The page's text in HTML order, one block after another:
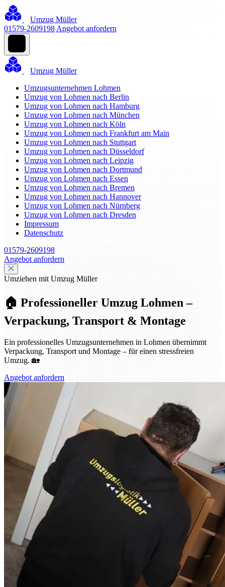
Umzug Müller
01579-2609198 Angebot anfordern
Umzug Müller
Umzugsunternehmen Lohmen
Umzug von Lohmen nach Berlin
Umzug von Lohmen nach Hamburg
Umzug von Lohmen nach München
Umzug von Lohmen nach Köln
Umzug von Lohmen nach Frankfurt am Main
Umzug von Lohmen nach Stuttgart
Umzug von Lohmen nach Düsseldorf
Umzug von Lohmen nach Leipzig
Umzug von Lohmen nach Dortmund
Umzug von Lohmen nach Essen
Umzug von Lohmen nach Bremen
Umzug von Lohmen nach Hannover
Umzug von Lohmen nach Nürnberg
Umzug von Lohmen nach Dresden
Impressum
Datenschutz
01579-2609198
Angebot anfordern
Umziehen mit Umzug Müller
🏠 Professioneller Umzug Lohmen –
Verpackung, Transport & Montage
Ein professionelles Umzugsunternehmen in Lohmen übernimmt
Verpackung, Transport und Montage – für einen stressfreien
Umzug. 🏡
Angebot anfordern